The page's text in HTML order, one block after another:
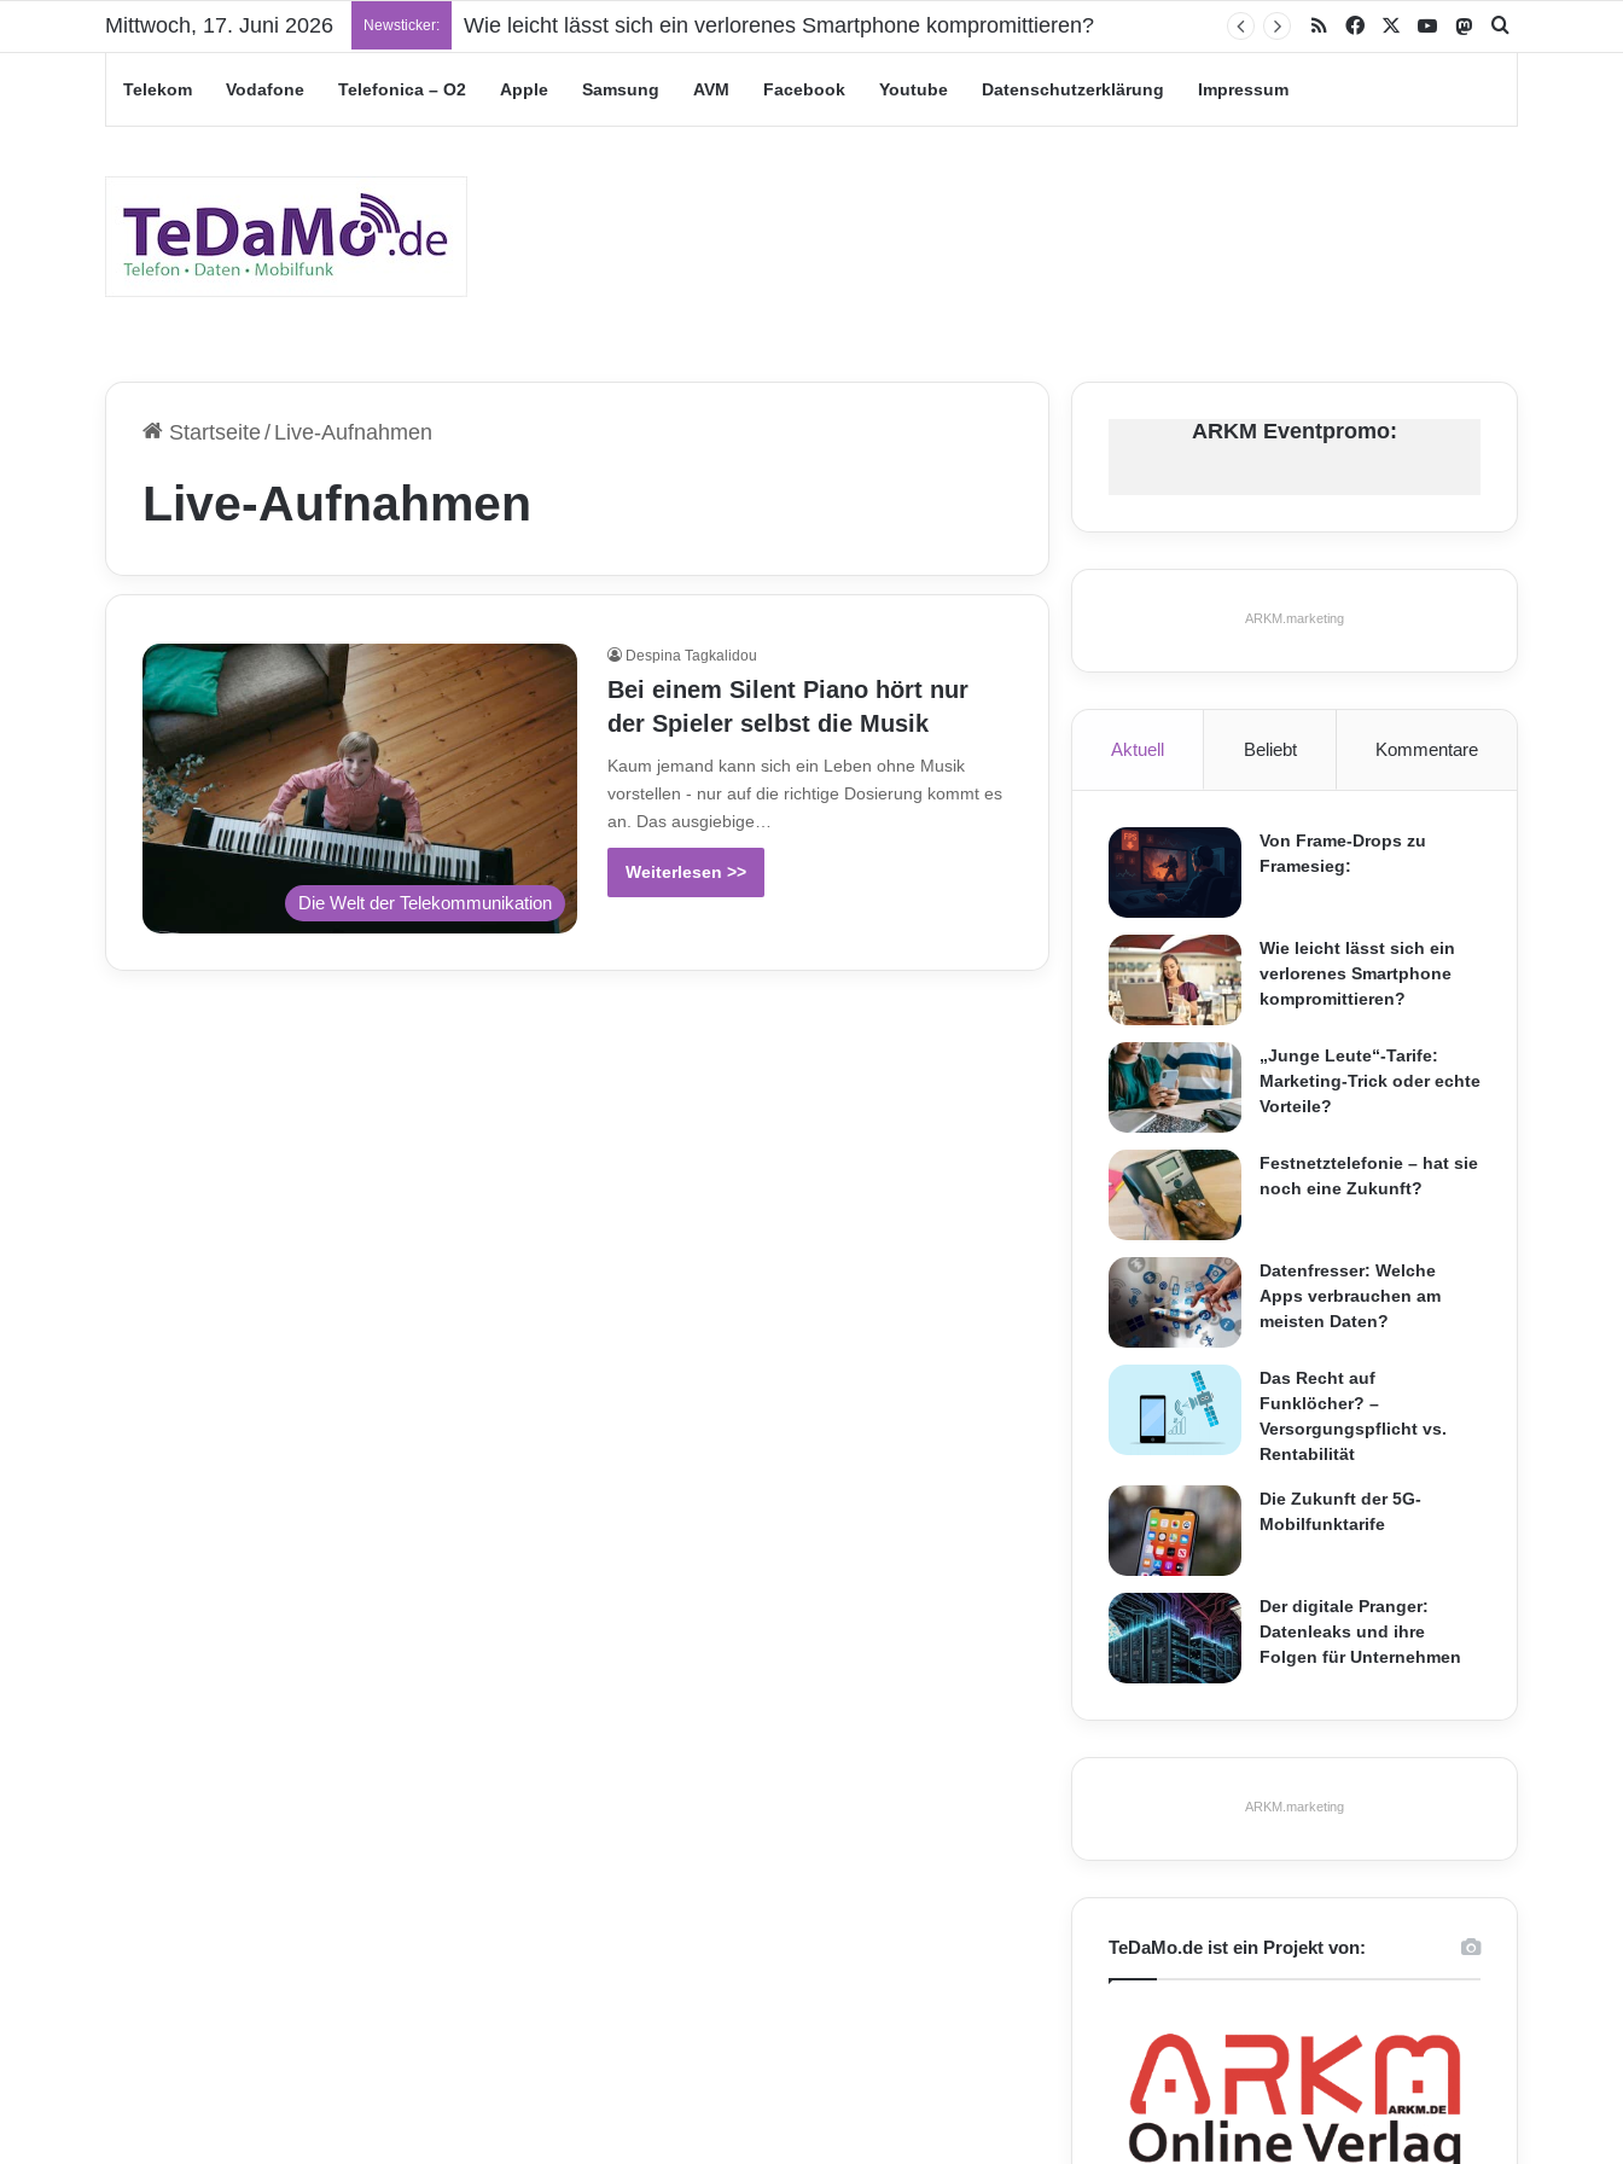
Mittwoch, 17. Juni 2026 Newsticker: Wie leicht lässt sich ein verlorenes Smartphone kompromittieren? RSS Facebook YouTubeMastodon
Telekom Vodafone Telefonica – O2 Apple Samsung AVM Facebook Youtube Datenschutzerklärung Impressum
Startseite/ Live-Aufnahmen
Live-Aufnahmen
Die Welt der Telekommunikation
Despina Tagkalidou
Bei einem Silent Piano hört nur
der Spieler selbst die Musik
Kaum jemand kann sich ein Leben ohne Musik
vorstellen - nur auf die richtige Dosierung kommt es
an. Das ausgiebige…
Weiterlesen >>
ARKM Eventpromo:
ARKM.marketing
Aktuell Beliebt Kommentare
Von Frame-Drops zu
Framesieg:
Wie leicht lässt sich ein
verlorenes Smartphone
kompromittieren?
„Junge Leute“-Tarife:
Marketing-Trick oder echte
Vorteile?
Festnetztelefonie – hat sie
noch eine Zukunft?
Datenfresser: Welche
Apps verbrauchen am
meisten Daten?
Das Recht auf
Funklöcher? –
Versorgungspflicht vs.
Rentabilität
Die Zukunft der 5G-
Mobilfunktarife
Der digitale Pranger:
Datenleaks und ihre
Folgen für Unternehmen
ARKM.marketing
TeDaMo.de ist ein Projekt von: